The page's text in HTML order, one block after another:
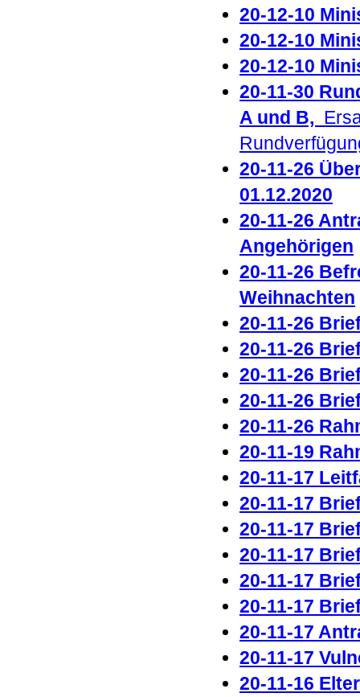
20-12-10
20-12-10
20-12-10
20-11-30
A und B,
20-11-26
01.12.2020
20-11-26
Angehörigen
20-11-26
Weihnachten
20-11-26
20-11-26
20-11-26
20-11-26
20-11-26
20-11-19
20-11-17
20-11-17
20-11-17
20-11-17
20-11-17
20-11-17
20-11-17
20-11-17
20-11-16